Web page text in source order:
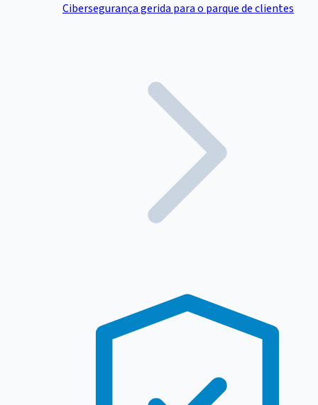
Cibersegurança gerida para o parque de clientes